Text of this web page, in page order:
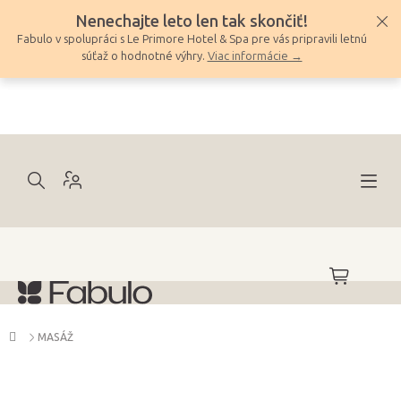
obsah
Nenechajte leto len tak skončiť!
Fabulo v spolupráci s Le Primore Hotel & Spa pre vás pripravili letnú
súťaž o hodnotné výhry. Viac informácie →
NÁKUPNÝ
KOŠÍK
Domov
MASÁŽ